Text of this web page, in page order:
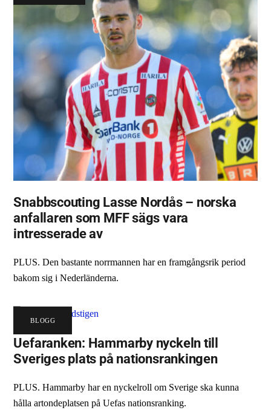
Snabbscouting Lasse Nordås – norska
anfallaren som MFF sägs vara
intresserade av
PLUS. Den bastante norrmannen har en framgångsrik period
bakom sig i Nederländerna.
BLOGG
Uefaranken: Hammarby nyckeln till
Sveriges plats på nationsrankingen
PLUS. Hammarby har en nyckelroll om Sverige ska kunna
hålla artondeplatsen på Uefas nationsranking.